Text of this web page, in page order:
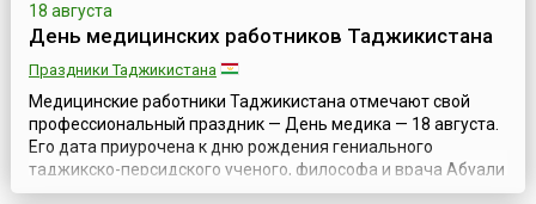
18 августа
День медицинских работников Таджикистана
Праздники Таджикистана
Медицинские работники Таджикистана отмечают свой
профессиональный праздник — День медика — 18 августа.
Его дата приурочена к дню рождения гениального
таджикско-персидского ученого, философа и врача Абуали
ибн Сино, более известного как Авиценна (ок. 980–1037).